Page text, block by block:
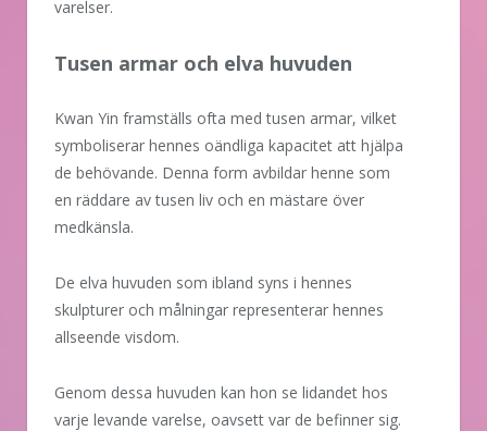
varelser.
Tusen armar och elva huvuden
Kwan Yin framställs ofta med tusen armar, vilket
symboliserar hennes oändliga kapacitet att hjälpa
de behövande. Denna form avbildar henne som
en räddare av tusen liv och en mästare över
medkänsla.
De elva huvuden som ibland syns i hennes
skulpturer och målningar representerar hennes
allseende visdom.
Genom dessa huvuden kan hon se lidandet hos
varje levande varelse, oavsett var de befinner sig.